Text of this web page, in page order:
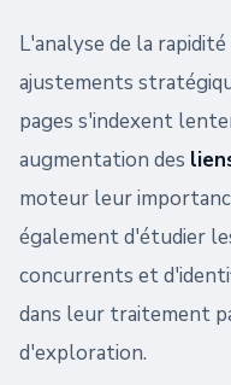
L'analyse de la
ajustements
pages s'indexent
augmentation des
moteur leur
également d'étudier
concurrents et
dans leur traitement
d'exploration.